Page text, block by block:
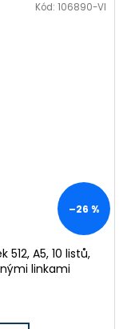
–26 %
A5, 10 listů,
linkami
Kód: 106890-VI